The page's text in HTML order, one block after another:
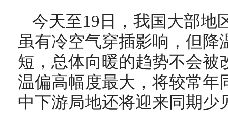
今天至19日，我国大部地
虽有冷空气穿插影响，但降
短，总体向暖的趋势不会被
温偏高幅度最大，将较常
中下游局地还将迎来同期少